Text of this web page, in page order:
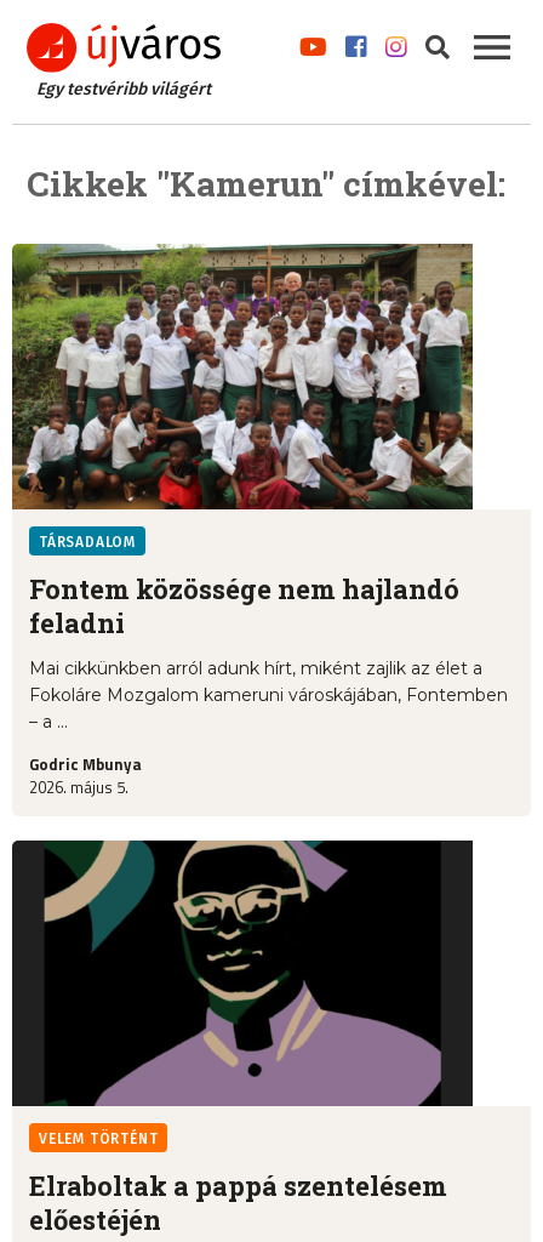
Egy testvéribb világért
Cikkek "Kamerun" címkével:
TÁRSADALOM
Fontem közössége nem hajlandó
feladni
Mai cikkünkben arról adunk hírt, miként zajlik az élet a
Fokoláre Mozgalom kameruni városkájában, Fontemben
– a ...
Godric Mbunya
2026. május 5.
VELEM TÖRTÉNT
Elraboltak a pappá szentelésem
előestéjén